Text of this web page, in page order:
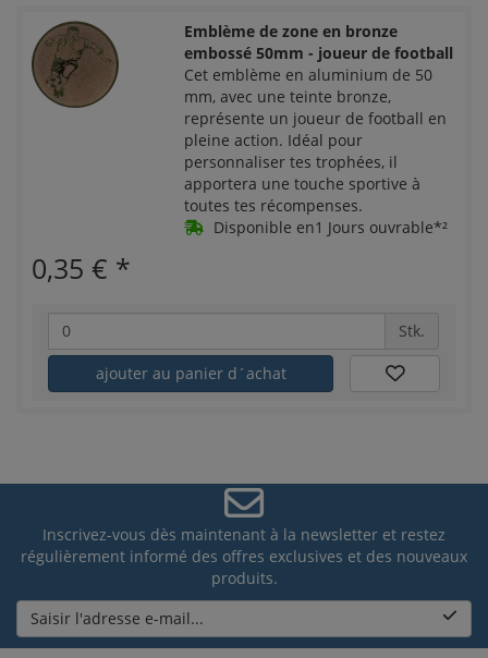
Emblème de zone en bronze
embossé 50mm - joueur de football
Cet emblème en aluminium de 50
mm, avec une teinte bronze,
représente un joueur de football en
pleine action. Idéal pour
personnaliser tes trophées, il
apportera une touche sportive à
toutes tes récompenses.
Disponible en1 Jours ouvrable*²
0,35 € *
Stk.
ajouter au panier d´achat
Inscrivez-vous dès maintenant à la newsletter et restez
régulièrement informé des offres exclusives et des nouveaux
produits.
Saisir l'adresse e-mail...